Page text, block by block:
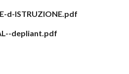
d-ISTRUZIONE.pdf
depliant.pdf